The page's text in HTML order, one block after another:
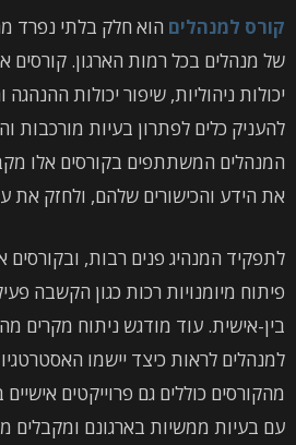
קורס למנהלים הוא חלק בלתי נפרד
של מנהלים בכל רמות הארגון. קורסים
יכולות ניהוליות, שיפור יכולות ההנהגה
להעניק כלים לפתרון בעיות מורכבות
המנהלים המשתתפים בקורסים אלו
את הידע והכישורים שלהם, ולחזק את
לתפקיד המנהיג פנים רבות,
פיתוח מיומנויות רכות כגון הקשבה
בין-אישית. עוד מודגש ניתוח מקרים
למנהלים לראות כיצד יישמו
מהקורסים כוללים גם פרוייקטים
עם בעיות ממשיות בארגונם ומקבלים